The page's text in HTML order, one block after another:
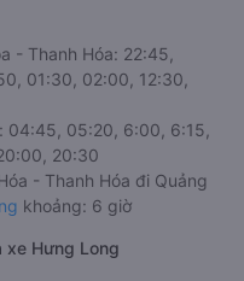
- Thanh Hóa: 22:45,
01:30, 02:00, 12:30,
04:45, 05:20, 6:00, 6:15,
20:30
- Thanh Hóa đi Quảng
khoảng: 6 giờ
xe Hưng Long